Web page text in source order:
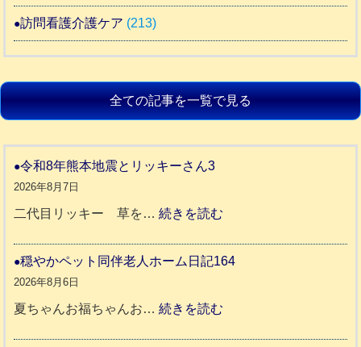
訪問看護介護ケア (213)
全ての記事を一覧で見る
令和8年熊本地震とリッキーさん3
2026年8月7日
二代目リッキー 草を…続きを読む
和
穏やかペット同伴老人ホーム日記164
2026年8月6日
夏ちゃんお福ちゃんお…続きを読む